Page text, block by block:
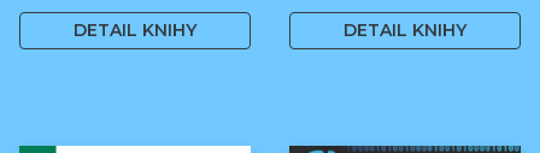
DETAIL KNIHY DETAIL KNIHY